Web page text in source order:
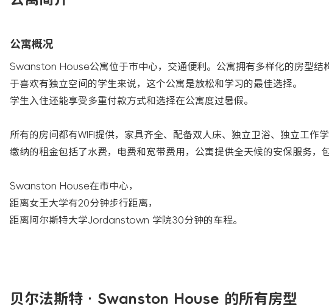
公寓概况
Swanston House公寓位于市中心，交通便利。公寓拥有多样化的房型
于喜欢有独立空间的学生来说，这个公寓是放松和学习的最佳选择。
学生入住还能享受多重付款方式和选择在公寓度过暑假。
所有的房间都有WIFI提供，家具齐全、配备双人床、独立卫浴、独立工
缴纳的租金包括了水费，电费和宽带费用，公寓提供全天候的安保服务，
Swanston House在市中心，
距离女王大学有20分钟步行距离，
距离阿尔斯特大学Jordanstown 学院30分钟的车程。
贝尔法斯特 · Swanston House 的所有房型